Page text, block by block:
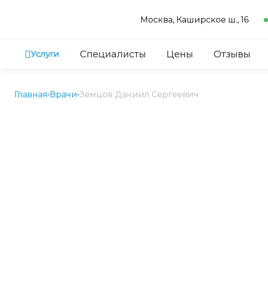
Москва, Каширское ш., 16
Услуги Специалисты Цены Отзывы
Главная Врачи Земцов Даниил Сергеевич